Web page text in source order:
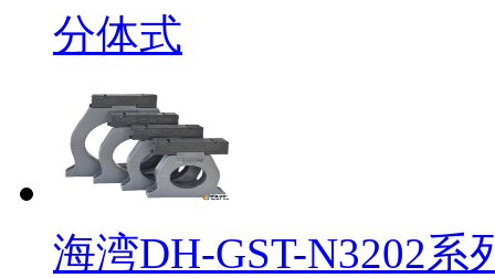
分体式
海湾DH-GST-N3202